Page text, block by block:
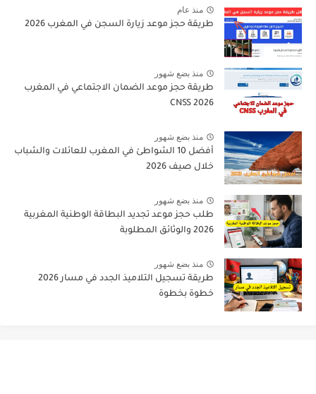
منذ عام
طريقة حجز موعد زيارة السجن في المغرب 2026
منذ بضع شهور
طريقة حجز موعد الضمان الاجتماعي في المغرب
CNSS 2026
منذ بضع شهور
أفضل 10 الشواطئ في المغرب للعائلات والشباب
خلال صيف 2026
منذ بضع شهور
طلب حجز موعد تجديد البطاقة الوطنية المغربية
2026 والوثائق المطلوبة
منذ بضع شهور
طريقة تسجيل التلاميذ الجدد في مسار 2026
خطوة بخطوة